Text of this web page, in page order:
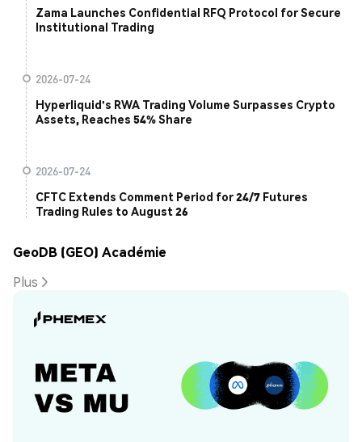
Zama Launches Confidential RFQ Protocol for Secure
Institutional Trading
2026-07-24
Hyperliquid's RWA Trading Volume Surpasses Crypto
Assets, Reaches 54% Share
2026-07-24
CFTC Extends Comment Period for 24/7 Futures
Trading Rules to August 26
GeoDB (GEO) Académie
Plus